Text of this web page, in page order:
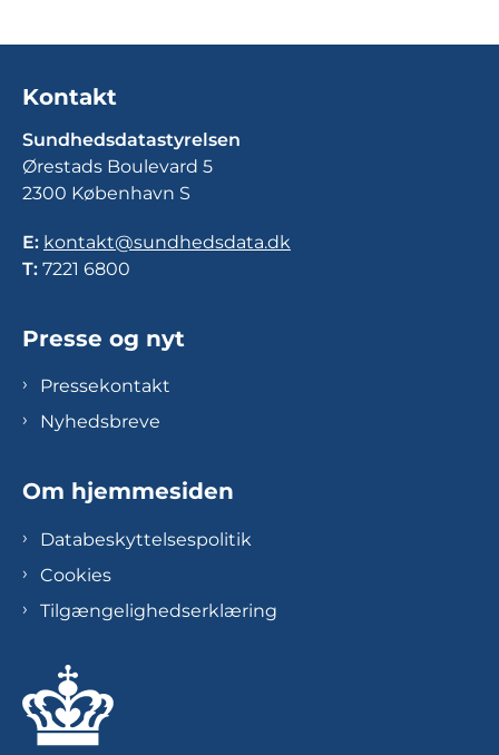
Kontakt
Sundhedsdatastyrelsen
Ørestads Boulevard 5
2300 København S
E: kontakt@sundhedsdata.dk
T: 7221 6800
Presse og nyt
Pressekontakt
Nyhedsbreve
Om hjemmesiden
Databeskyttelsespolitik
Cookies
Tilgængelighedserklæring